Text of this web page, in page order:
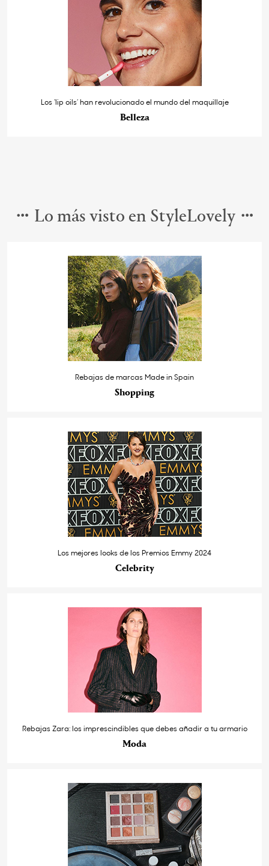
Los ‘lip oils’ han revolucionado el mundo del maquillaje
Belleza
Lo más visto en StyleLovely
Rebajas de marcas Made in Spain
Shopping
Los mejores looks de los Premios Emmy 2024
Celebrity
Rebajas Zara: los imprescindibles que debes añadir a tu armario
Moda